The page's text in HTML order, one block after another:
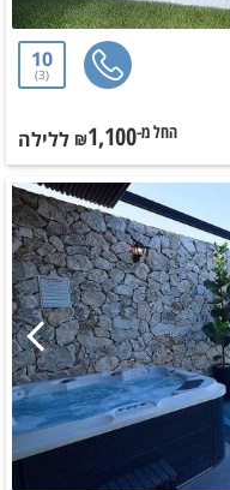
10
3
החל מ-₪1,100 ללילה